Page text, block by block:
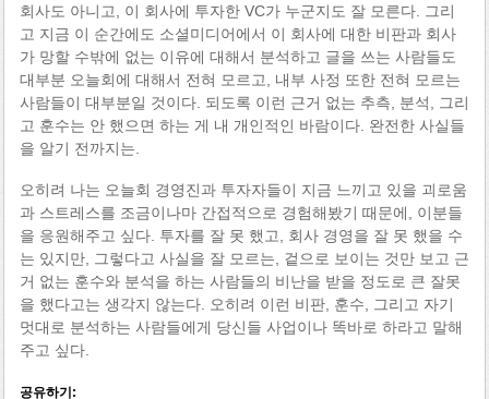
회사도 아니고, 이 회사에 투자한 VC가 누군지도 잘 모른다. 그리
고 지금 이 순간에도 소셜미디어에서 이 회사에 대한 비판과 회사
가 망할 수밖에 없는 이유에 대해서 분석하고 글을 쓰는 사람들도
대부분 오늘회에 대해서 전혀 모르고, 내부 사정 또한 전혀 모르는
사람들이 대부분일 것이다. 되도록 이런 근거 없는 추측, 분석, 그리
고 훈수는 안 했으면 하는 게 내 개인적인 바람이다. 완전한 사실들
을 알기 전까지는.
오히려 나는 오늘회 경영진과 투자자들이 지금 느끼고 있을 괴로움
과 스트레스를 조금이나마 간접적으로 경험해봤기 때문에, 이분들
을 응원해주고 싶다. 투자를 잘 못 했고, 회사 경영을 잘 못 했을 수
는 있지만, 그렇다고 사실을 잘 모르는, 겉으로 보이는 것만 보고 근
거 없는 훈수와 분석을 하는 사람들의 비난을 받을 정도로 큰 잘못
을 했다고는 생각지 않는다. 오히려 이런 비판, 훈수, 그리고 자기
멋대로 분석하는 사람들에게 당신들 사업이나 똑바로 하라고 말해
주고 싶다.
공유하기: